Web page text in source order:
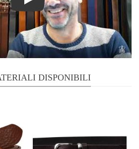
Play
DISPONIBILI